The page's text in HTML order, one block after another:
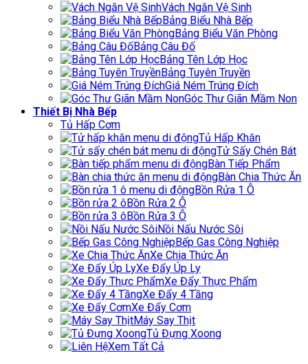
Vách Ngăn Vệ Sinh
Bảng Biểu Nhà Bếp
Bảng Biểu Văn Phòng
Bảng Câu Đố
Bảng Tên Lớp Học
Bảng Tuyên Truyền
Giá Ném Trúng Đích
Góc Thư Giãn Mầm Non
Thiết Bị Nhà Bếp
Tủ Hấp Cơm
Tủ Hấp Khăn
Tử Sấy Chén Bát
Bàn Tiếp Phẩm
Bàn Chia Thức Ăn
Bồn Rửa 1 Ô
Bồn Rửa 2 Ô
Bồn Rửa 3 Ô
Nồi Nấu Nước Sôi
Bếp Gas Công Nghiệp
Xe Chia Thức Ăn
Xe Đẩy Úp Ly
Xe Đẩy Thực Phẩm
Xe Đẩy 4 Tầng
Xe Đẩy Cơm
Máy Say Thịt
Tủ Đựng Xoong
Xem Tất Cả